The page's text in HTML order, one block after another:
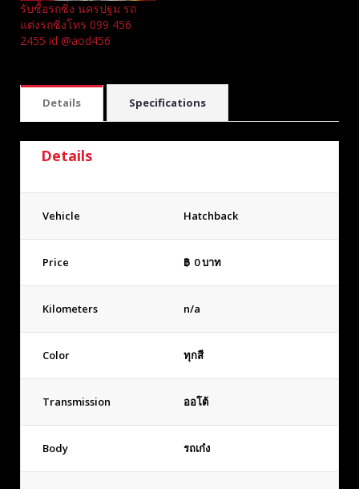
รับซื้อรถซิ่ง นครปฐม รถ
แต่งรถซิ่งโทร 099 456
2455 id @aod456
Details Specifications
Details
Vehicle Hatchback
Price ฿ 0บาท
Kilometers n/a
Color ทุกสี
Transmission ออโต้
Body รถเก๋ง